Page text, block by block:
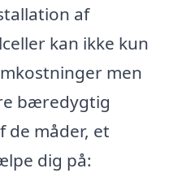
af
kan ikke kun
men
bæredygtig
de måder, et
dig på: